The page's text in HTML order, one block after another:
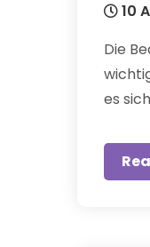
10
Die
es